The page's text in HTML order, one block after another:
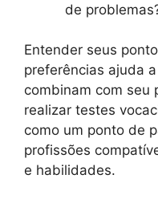
de
Entender seus
preferências ajuda
combinam com seu
realizar testes
como um ponto de
profissões
e habilidades.